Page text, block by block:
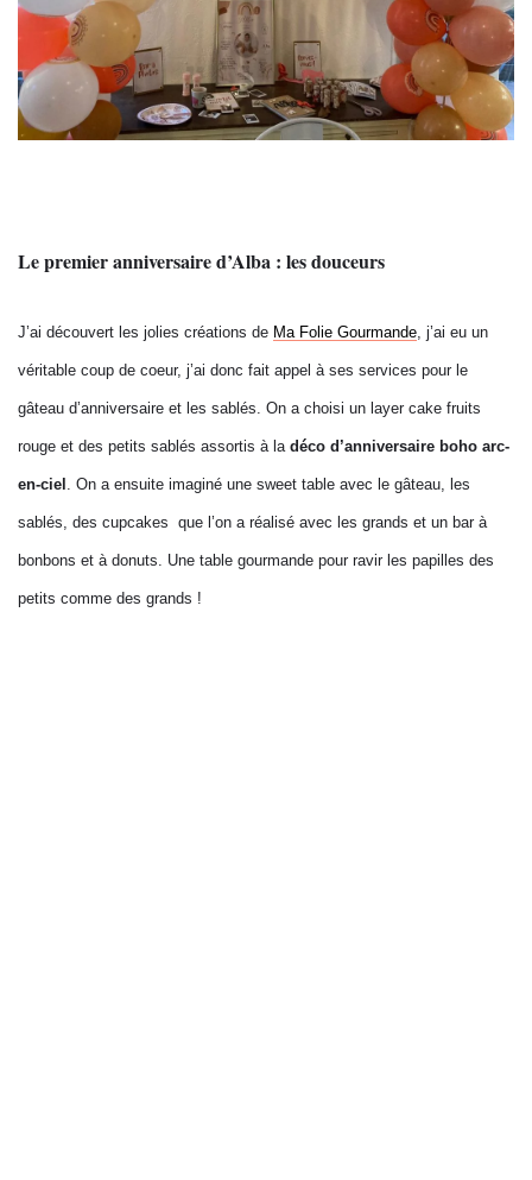
Le premier anniversaire d’Alba : les douceurs
J’ai découvert les jolies créations de Ma Folie Gourmande , j’ai eu un
véritable coup de coeur, j’ai donc fait appel à ses services pour le
gâteau d’anniversaire et les sablés. On a choisi un layer cake fruits
rouge et des petits sablés assortis à la déco d’anniversaire boho arc-
en-ciel . On a ensuite imaginé une sweet table avec le gâteau, les
sablés, des cupcakes que l’on a réalisé avec les grands et un bar à
bonbons et à donuts. Une table gourmande pour ravir les papilles des
petits comme des grands !